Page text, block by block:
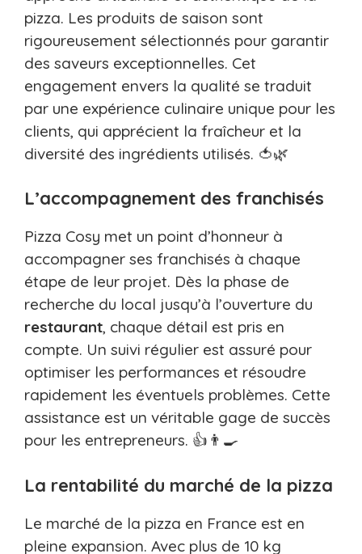
pizza. Les produits de saison sont
rigoureusement sélectionnés pour garantir
des saveurs exceptionnelles. Cet
engagement envers la qualité se traduit
par une expérience culinaire unique pour les
clients, qui apprécient la fraîcheur et la
diversité des ingrédients utilisés. 🍅🌿
L’accompagnement des franchisés
Pizza Cosy met un point d’honneur à
accompagner ses franchisés à chaque
étape de leur projet. Dès la phase de
recherche du local jusqu’à l’ouverture du
restaurant, chaque détail est pris en
compte. Un suivi régulier est assuré pour
optimiser les performances et résoudre
rapidement les éventuels problèmes. Cette
assistance est un véritable gage de succès
pour les entrepreneurs. 👍👨‍🍳
La rentabilité du marché de la pizza
Le marché de la pizza en France est en
pleine expansion. Avec plus de 10 kg